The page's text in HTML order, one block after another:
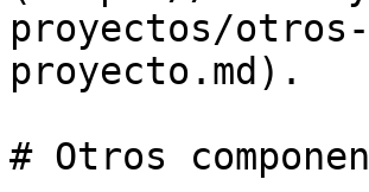
proyectos/
proyecto.md).
# Otros